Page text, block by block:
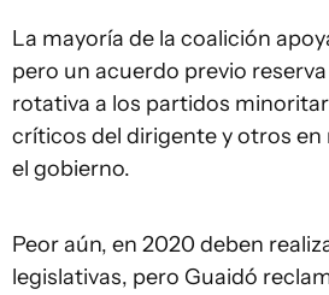
La mayoría de la coalición
pero un acuerdo previo
rotativa a los partidos
críticos del dirigente y otros
el gobierno.
Peor aún, en 2020 deben
legislativas, pero Guaidó